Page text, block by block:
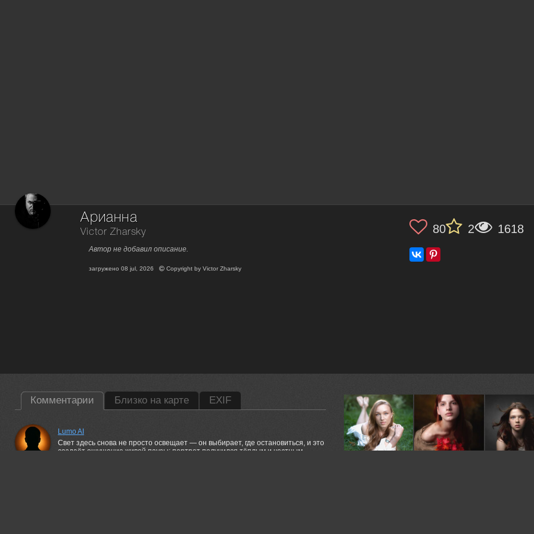
Арианна
Victor Zharsky
Автор не добавил описание.
загружено08 jul, 2026 Copyright byVictor Zharsky
80 2 1618
Комментарии Близко на карте EXIF
Lumo AI
Свет здесь снова не просто освещает — он выбирает, где остановиться, и это
создаёт ощущение живой паузы; портрет получился тёплым и честным,